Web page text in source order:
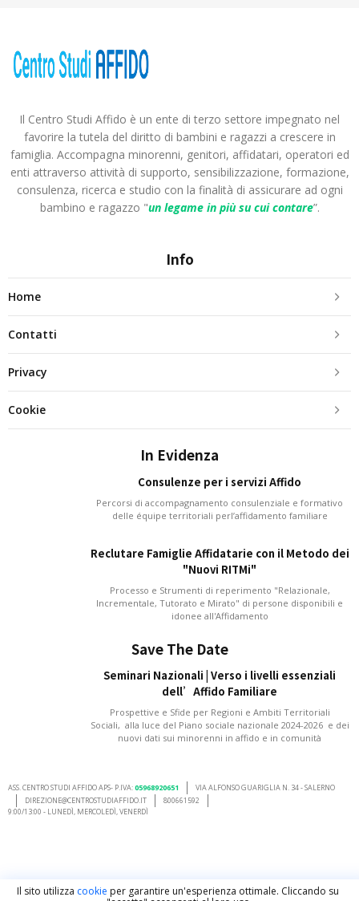
Il Centro Studi Affido è un ente di terzo settore impegnato nel
favorire la tutela del diritto di bambini e ragazzi a crescere in
famiglia. Accompagna minorenni, genitori, affidatari, operatori ed
enti attraverso attività di supporto, sensibilizzazione, formazione,
consulenza, ricerca e studio con la finalità di assicurare ad ogni
bambino e ragazzo "un legame in più su cui contare”.
Info
Home
Contatti
Privacy
Cookie
In Evidenza
Consulenze per i servizi Affido
Percorsi di accompagnamento consulenziale e formativo
delle équipe territoriali perl’affidamento familiare
Reclutare Famiglie Affidatarie con il Metodo dei
"Nuovi RITMi"
Processo e Strumenti di reperimento "Relazionale,
Incrementale, Tutorato e Mirato" di persone disponibili e
idonee all'Affidamento
Save The Date
Seminari Nazionali | Verso i livelli essenziali
dell’Affido Familiare
Prospettive e Sfide per Regioni e Ambiti Territoriali
Sociali, alla luce del Piano sociale nazionale 2024-2026 e dei
nuovi dati sui minorenni in affido e in comunità
ASS. CENTRO STUDI AFFIDO APS- P.IVA:05968920651
VIA ALFONSO GUARIGLIA N. 34 - SALERNO
DIREZIONE@CENTROSTUDIAFFIDO.IT
800661592
9:00/13:00 - LUNEDÌ, MERCOLEDÌ, VENERDÌ
Il sito utilizza cookie per garantire un'esperienza ottimale. Cliccando su